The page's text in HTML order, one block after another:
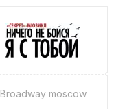
Broadway moscow